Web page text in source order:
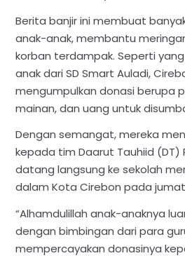
Berita banjir ini membuat
anak-anak, membantu
korban terdampak. Seperti
anak dari SD Smart Auladi,
mengumpulkan donasi berupa
mainan, dan uang untuk
Dengan semangat, mereka
kepada tim Daarut Tauhiid (DT)
datang langsung ke sekolah
dalam Kota Cirebon pada jumat
“Alhamdulillah anak-anaknya
dengan bimbingan dari para
mempercayakan donasinya